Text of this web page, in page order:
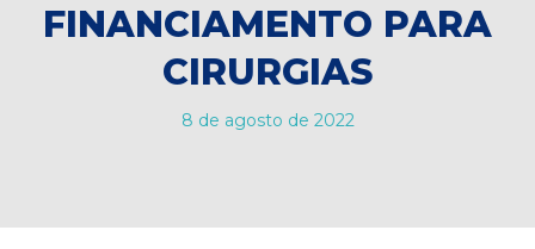
FINANCIAMENTO PARA
CIRURGIAS
8 de agosto de 2022